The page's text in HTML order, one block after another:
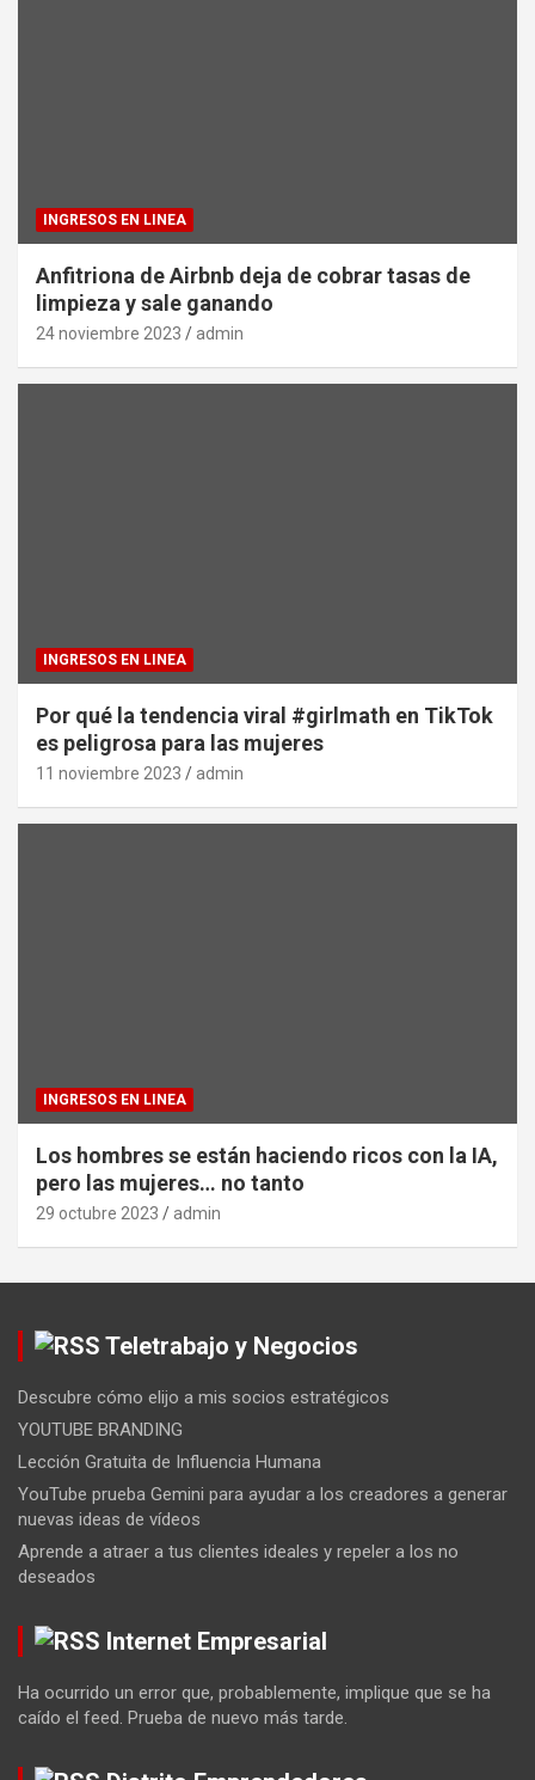
INGRESOS EN LINEA
Anfitriona de Airbnb deja de cobrar tasas de
limpieza y sale ganando
24 noviembre 2023 admin
INGRESOS EN LINEA
Por qué la tendencia viral #girlmath en TikTok
es peligrosa para las mujeres
11 noviembre 2023 admin
INGRESOS EN LINEA
Los hombres se están haciendo ricos con la IA,
pero las mujeres… no tanto
29 octubre 2023 admin
Teletrabajo y Negocios
Descubre cómo elijo a mis socios estratégicos
YOUTUBE BRANDING
Lección Gratuita de Influencia Humana
YouTube prueba Gemini para ayudar a los creadores a generar
nuevas ideas de vídeos
Aprende a atraer a tus clientes ideales y repeler a los no
deseados
Internet Empresarial
Ha ocurrido un error que, probablemente, implique que se ha
caído el feed. Prueba de nuevo más tarde.